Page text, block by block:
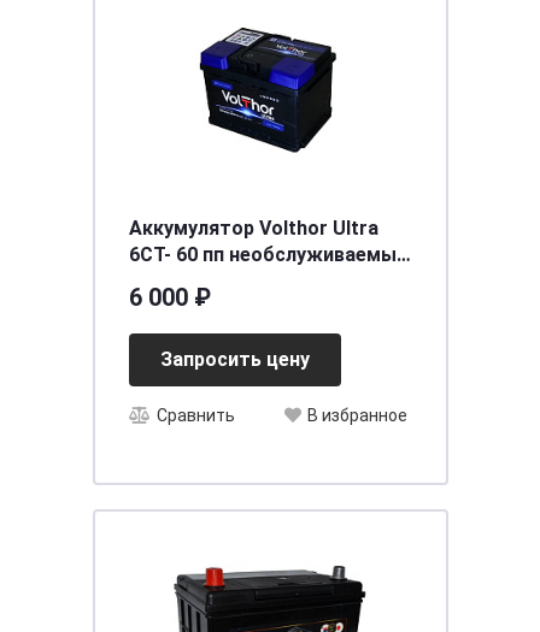
Аккумулятор Volthor Ultra
6СТ- 60 пп необслуживаемый
6 000 ₽
Запросить цену
Сравнить В избранное